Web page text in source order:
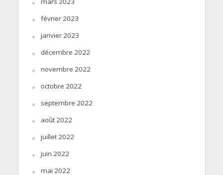
février 2023
janvier 2023
décembre 2022
novembre 2022
octobre 2022
septembre 2022
août 2022
juillet 2022
juin 2022
mai 2022